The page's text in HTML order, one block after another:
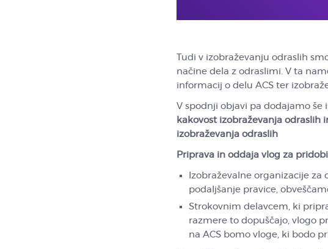
Tudi v izobraževanju odraslih
načine dela z odraslimi. V ta
informacij o delu ACS ter
V spodnji objavi pa dodajamo
kakovost izobraževanja odraslih
izobraževanja odraslih
Priprava in oddaja vlog za
Izobraževalne organizacije
podaljšanje pravice,
Strokovnim delavcem, ki
razmere to dopuščajo, vlogo
na ACS bomo vloge, ki bodo